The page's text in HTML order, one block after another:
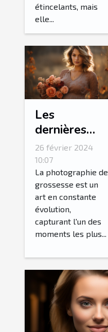
étincelants, mais
elle...
Les
dernières
tendances en
matière de
photographie
de grossesse
26 février 2024
10:07
La photographie de
grossesse est un
art en constante
évolution,
capturant l'un des
moments les plus...